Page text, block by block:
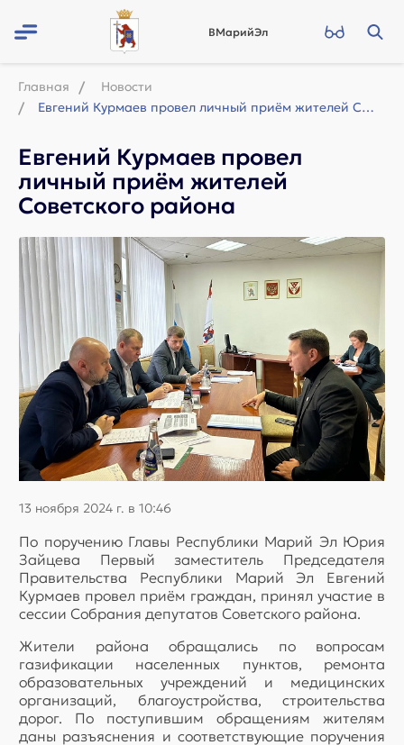
ВМарийЭл
Главная
Новости
Евгений Курмаев провел личный приём жителей Советского района
Евгений Курмаев провел
личный приём жителей
Советского района
13 ноября 2024 г. в 10:46
По поручению Главы Республики Марий Эл Юрия
Зайцева Первый заместитель Председателя
Правительства Республики Марий Эл Евгений
Курмаев провел приём граждан, принял участие в
сессии Собрания депутатов Советского района.
Жители района обращались по вопросам
газификации населенных пунктов, ремонта
образовательных учреждений и медицинских
организаций, благоустройства, строительства
дорог. По поступившим обращениям жителям
даны разъяснения и соответствующие поручения